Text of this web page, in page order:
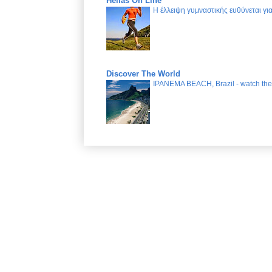
Η έλλειψη γυμναστικής ευθύνεται
Discover The World
IPANEMA BEACH, Brazil - watch